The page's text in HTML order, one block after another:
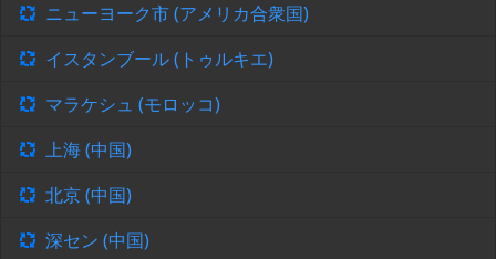
ニューヨーク市 (アメリカ合衆国)
イスタンブール (トゥルキエ)
マラケシュ (モロッコ)
上海 (中国)
北京 (中国)
深セン (中国)